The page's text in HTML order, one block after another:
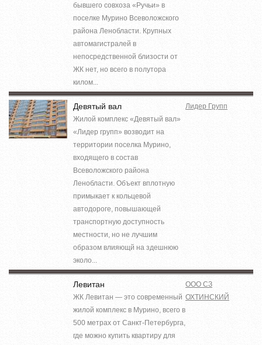
бывшего совхоза «Ручьи» в
поселке Мурино Всеволожского
района Ленобласти. Крупных
автомагистралей в
непосредственной близости от
ЖК нет, но всего в полутора
килом...
Девятый вал
Жилой комплекс «Девятый вал»
«Лидер групп» возводит на
территории поселка Мурино,
входящего в состав
Всеволожского района
Ленобласти. Объект вплотную
примыкает к кольцевой
автодороге, повышающей
транспортную доступность
местности, но не лучшим
образом влияющй на здешнюю
эколо...
Лидер Групп
Левитан
ЖК Левитан — это современный
жилой комплекс в Мурино, всего в
500 метрах от Санкт-Петербурга,
где можно купить квартиру для
ООО СЗ
ОХТИНСКИЙ